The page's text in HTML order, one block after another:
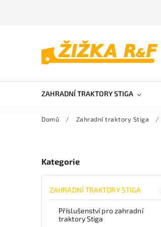
ZAHRADNÍ TRAKTORY STIGA
Domů / Zahradní traktory Stiga /
Kategorie
ZAHRADNÍ TRAKTORY STIGA
Příslušenství pro zahradní
traktory Stiga